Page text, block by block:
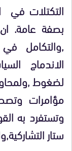
التكتلات في
بصفة عامة.
,والتكامل في
الاندماج
لضغوط
مؤامرات
وتستفرد به
ستار